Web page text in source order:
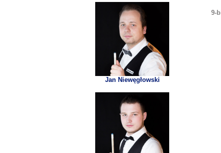
Jan Niewęgłowski
9-